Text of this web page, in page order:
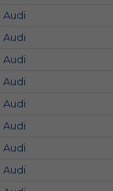
Audi
Audi
Audi
Audi
Audi
Audi
Audi
Audi